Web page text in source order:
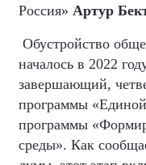
Россия» Артур
Обустройство
началось в 2022
завершающий,
программы
программы
среды». Как